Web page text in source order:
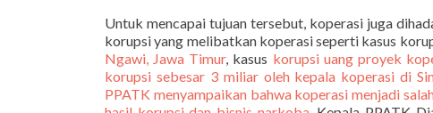
Untuk mencapai tujuan tersebut, koperasi juga
korupsi yang melibatkan koperasi seperti kasus
Ngawi, Jawa Timur, kasus korupsi uang proyek
korupsi sebesar 3 miliar oleh kepala koperasi di
PPATK menyampaikan bahwa koperasi menjadi